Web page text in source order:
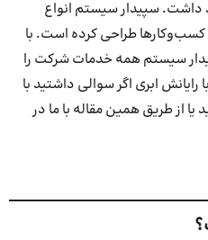
داشت. سپیدار سیستم انواع
کسب‌و‌کارها طراحی کرده است. با
سیستم همه خدمات شرکت را
ابری اگر سوالی داشتید با
از طریق همین مقاله با ما در